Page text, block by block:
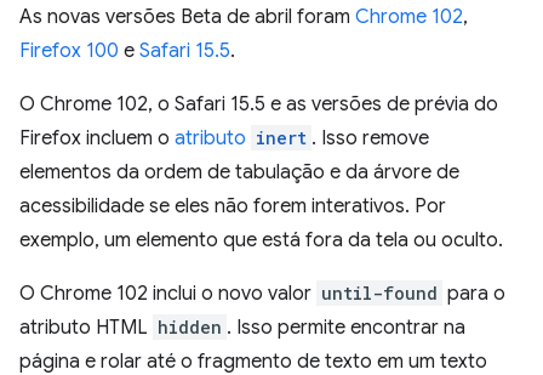
As novas versões Beta de abril foram Chrome 102,
Firefox 100 e Safari 15.5.
O Chrome 102, o Safari 15.5 e as versões de prévia do
Firefox incluem o atributo inert . Isso remove
elementos da ordem de tabulação e da árvore de
acessibilidade se eles não forem interativos. Por
exemplo, um elemento que está fora da tela ou oculto.
O Chrome 102 inclui o novo valor until-found para o
atributo HTML hidden . Isso permite encontrar na
página e rolar até o fragmento de texto em um texto